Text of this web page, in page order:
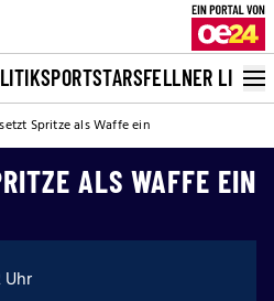
SPORTSTARSFELLNER LIVE
Spritze als Waffe ein
ALS WAFFE EIN
Uhr